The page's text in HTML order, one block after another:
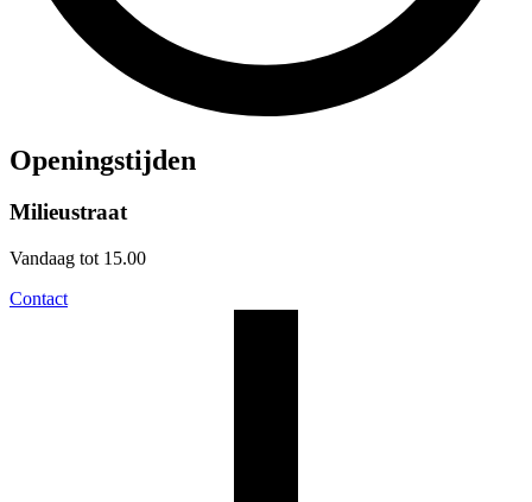
Openingstijden
Milieustraat
Vandaag tot 15.00
Contact